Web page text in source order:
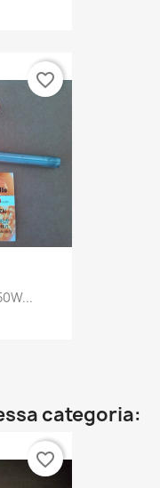
favorite_border
categoria:
favorite_border